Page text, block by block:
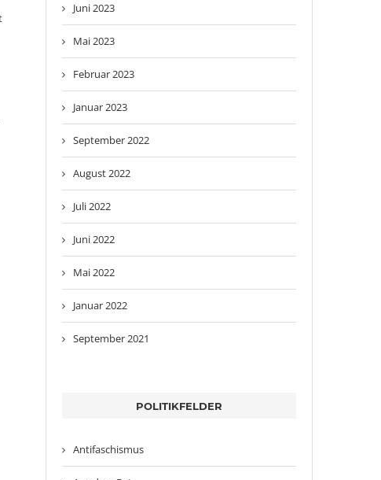
Juni 2023
Mai 2023
Februar 2023
Januar 2023
September 2022
August 2022
Juli 2022
Juni 2022
Mai 2022
Januar 2022
September 2021
POLITIKFELDER
Antifaschismus